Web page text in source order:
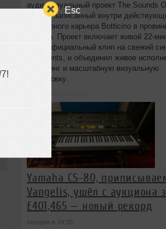
Esc
аудиовизуальный проект The Sounds
Marble, записанный внутри
мраморного карьера Botticino в
Brescia. Проект включает живой
сет и официальный клип на свежий
Fragments, и объединил живое
диджеинг и масштабную визуальную
постановку.
Yamaha CS-80,
Vangelis, ушёл с аукциона
£401,465 — новый рекорд
сегодня в 14:35